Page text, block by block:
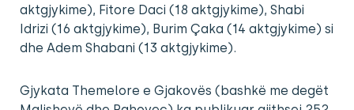
aktgjykime), Fitore Daci (18 aktgjykime), Shabi
Idrizi (16 aktgjykime), Burim Çaka (14 aktgjykime) si
dhe Adem Shabani (13 aktgjykime).
Gjykata Themelore e Gjakovës (bashkë me degët